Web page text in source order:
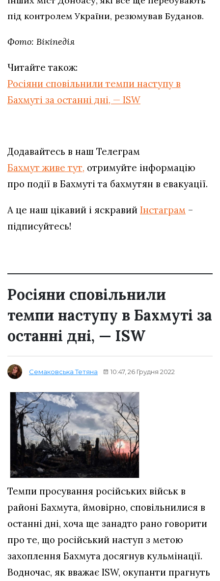
під контролем України, резюмував Буданов.
Фото: Вікіпедія
Читайте також:
Росіяни сповільнили темпи наступу в
Бахмуті за останні дні, — ISW
Додавайтесь в наш Телеграм
Бахмут живе тут, отримуйте інформацію
про події в Бахмуті та бахмутян в евакуації.
А це наш цікавий і яскравий Інстаграм –
підписуйтесь!
Росіяни сповільнили
темпи наступу в Бахмуті за
останні дні, — ISW
Семаковська Тетяна 10:47, 26 Грудня 2022
Темпи просування російських військ в
районі Бахмута, ймовірно, сповільнилися в
останні дні, хоча ще занадто рано говорити
про те, що російський наступ з метою
захоплення Бахмута досягнув кульмінації.
Водночас, як вважає ISW, окупанти прагнуть